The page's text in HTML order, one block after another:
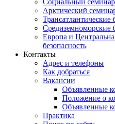
Социальный
Арктический
Трансатлантические
Средиземноморские
Европа и
безопасность
Контакты
Адрес и телефоны
Как добраться
Вакансии
Объявленные
Положение о
Объявленные
Практика